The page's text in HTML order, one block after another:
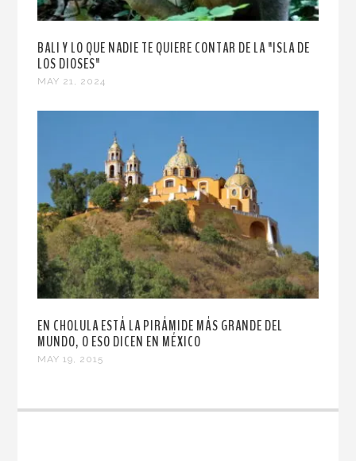
BALI Y LO QUE NADIE TE QUIERE CONTAR DE LA "ISLA DE
LOS DIOSES"
MAY 21, 2024
EN CHOLULA ESTÁ LA PIRÁMIDE MÁS GRANDE DEL
MUNDO, O ESO DICEN EN MÉXICO
MAY 19, 2015